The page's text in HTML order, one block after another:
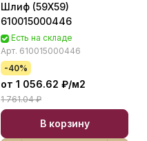
Шлиф (59X59)
610015000446
Есть на складе
Арт. 610015000446
-40%
от 1 056.62 ₽/м2
1 761.04 ₽
В корзину